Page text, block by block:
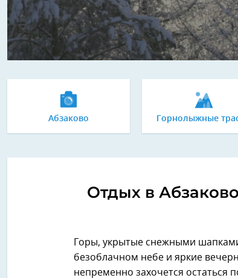
Абзаково Горнолыжные
Отдых в
Горы, укрытые снежными
безоблачном небе и яркие
непременно захочется остаться